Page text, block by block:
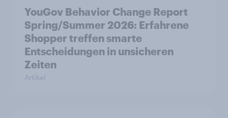
YouGov Behavior Change Report
Spring/Summer 2026: Erfahrene
Shopper treffen smarte
Entscheidungen in unsicheren
Zeiten
Artikel